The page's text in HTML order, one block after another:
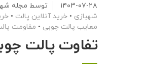
۱۴۰۳-۰۷-۲۸ توسط مجله
شهبازی • خرید آنلاین پالت •
معایب پالت چوبی • مقاومت
تفاوت پالت